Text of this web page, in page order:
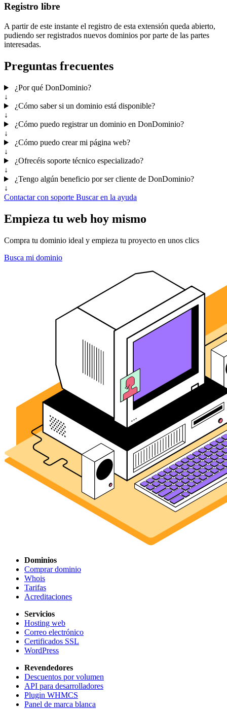
Registro libre
A partir de este instante el registro de esta extensión queda abierto,
pudiendo ser registrados nuevos dominios por parte de las partes
interesadas.
Preguntas frecuentes
¿Por qué DonDominio?
↓
¿Cómo saber si un dominio está disponible?
↓
¿Cómo puedo registrar un dominio en DonDominio?
↓
¿Cómo puedo crear mi página web?
↓
¿Ofrecéis soporte técnico especializado?
↓
¿Tengo algún beneficio por ser cliente de DonDominio?
↓
Contactar con soporte Buscar en la ayuda
Empieza tu web hoy mismo
Compra tu dominio ideal y empieza tu proyecto en unos clics
Busca mi dominio
Dominios
Comprar dominio
Whois
Tarifas
Acreditaciones
Servicios
Hosting web
Correo electrónico
Certificados SSL
WordPress
Revendedores
Descuentos por volumen
API para desarrolladores
Plugin WHMCS
Panel de marca blanca